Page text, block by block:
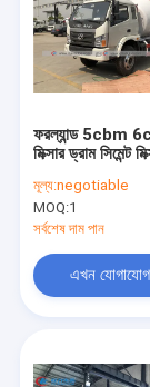
পণ্য
ফরল্যান্ড 5cbm
মিক্সার ড্রাম সিমেন্ট
মূল্য:negotiable
MOQ:1
সর্বশেষ দাম পান
এখন যোগাযোগ